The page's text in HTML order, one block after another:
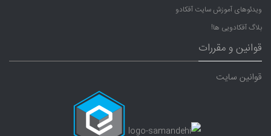
ویدئوهای آموزش سایت آفکادو
بلاگ آفکادویی ها!
قوانین و مقررات
قوانین سایت